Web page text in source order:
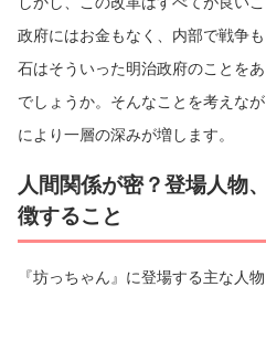
政府にはお金もなく、内部で戦争
石はそういった明治政府のことを
でしょうか。そんなことを考えな
により一層の深みが増します。
人間関係が密？登場人物
徴すること
『坊っちゃん』に登場する主な人